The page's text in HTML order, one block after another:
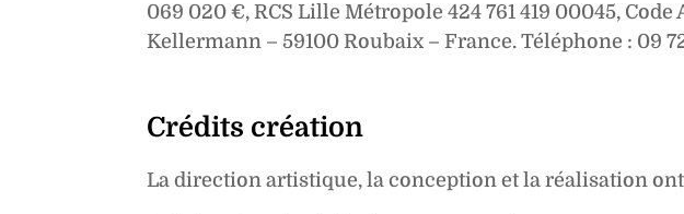
069 020 €, RCS Lille Métropole 424 761 419 00045, Code
Kellermann – 59100 Roubaix – France. Téléphone : 09
Crédits création
La direction artistique, la conception et la réalisation